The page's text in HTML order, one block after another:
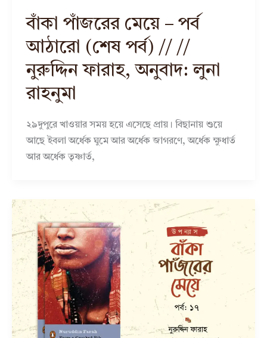
বাঁকা পাঁজরের মেয়ে – পর্ব
আঠারো (শেষ পর্ব) // //
নুরুদ্দিন ফারাহ, অনুবাদ: লুনা
রাহনুমা
২৯দুপুরে খাওয়ার সময় হয়ে এসেছে প্রায়। বিছানায় শুয়ে
আছে ইবলা অর্ধেক ঘুমে আর অর্ধেক জাগরণে, অর্ধেক ক্ষুধার্ত
আর অর্ধেক তৃষ্ণার্ত,